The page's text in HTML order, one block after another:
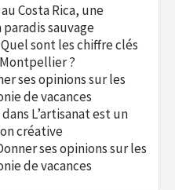
Costa Rica, une
sauvage
Quel sont les chiffre clés
?
ses opinions sur les
de vacances
dans L’artisanat est un
créative
ses opinions sur les
de vacances